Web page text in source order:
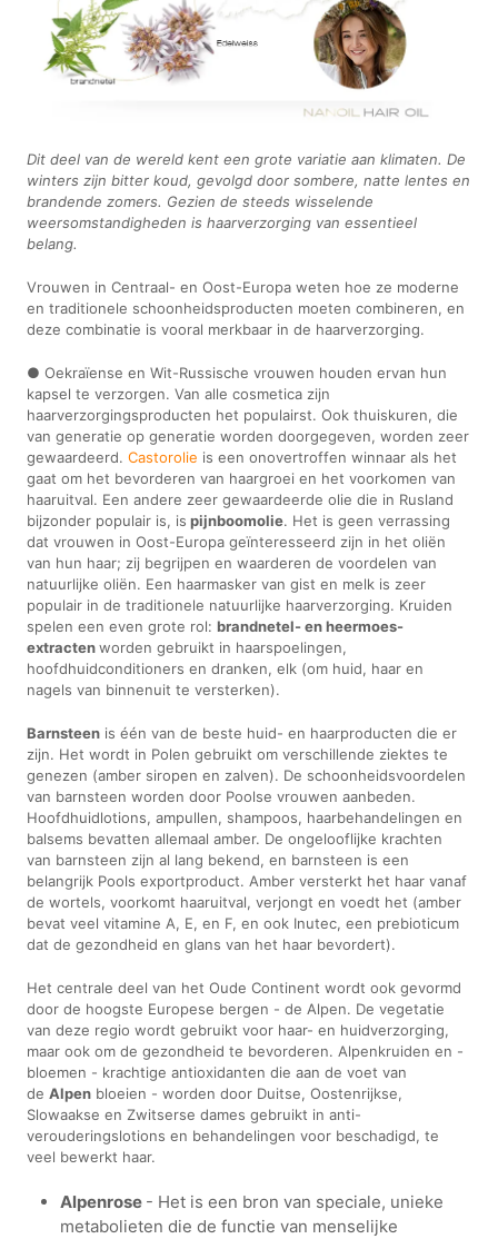
Dit deel van de wereld kent een grote variatie aan klimaten. De
winters zijn bitter koud, gevolgd door sombere, natte lentes en
brandende zomers. Gezien de steeds wisselende
weersomstandigheden is haarverzorging van essentieel
belang.
Vrouwen in Centraal- en Oost-Europa weten hoe ze moderne
en traditionele schoonheidsproducten moeten combineren, en
deze combinatie is vooral merkbaar in de haarverzorging.
● Oekraïense en Wit-Russische vrouwen houden ervan hun
kapsel te verzorgen. Van alle cosmetica zijn
haarverzorgingsproducten het populairst. Ook thuiskuren, die
van generatie op generatie worden doorgegeven, worden zeer
gewaardeerd. Castorolie is een onovertroffen winnaar als het
gaat om het bevorderen van haargroei en het voorkomen van
haaruitval. Een andere zeer gewaardeerde olie die in Rusland
bijzonder populair is, is pijnboomolie. Het is geen verrassing
dat vrouwen in Oost-Europa geïnteresseerd zijn in het oliën
van hun haar; zij begrijpen en waarderen de voordelen van
natuurlijke oliën. Een haarmasker van gist en melk is zeer
populair in de traditionele natuurlijke haarverzorging. Kruiden
spelen een even grote rol:brandnetel- en heermoes-
extractenworden gebruikt in haarspoelingen,
hoofdhuidconditioners en dranken, elk (om huid, haar en
nagels van binnenuit te versterken).
Barnsteen is één van de beste huid- en haarproducten die er
zijn. Het wordt in Polen gebruikt om verschillende ziektes te
genezen (amber siropen en zalven). De schoonheidsvoordelen
van barnsteen worden door Poolse vrouwen aanbeden.
Hoofdhuidlotions, ampullen, shampoos, haarbehandelingen en
balsems bevatten allemaal amber. De ongelooflijke krachten
van barnsteen zijn al lang bekend, en barnsteen is een
belangrijk Pools exportproduct. Amber versterkt het haar vanaf
de wortels, voorkomt haaruitval, verjongt en voedt het (amber
bevat veel vitamine A, E, en F, en ook Inutec, een prebioticum
dat de gezondheid en glans van het haar bevordert).
Het centrale deel van het Oude Continent wordt ook gevormd
door de hoogste Europese bergen - de Alpen. De vegetatie
van deze regio wordt gebruikt voor haar- en huidverzorging,
maar ook om de gezondheid te bevorderen. Alpenkruiden en -
bloemen - krachtige antioxidanten die aan de voet van
deAlpen bloeien - worden door Duitse, Oostenrijkse,
Slowaakse en Zwitserse dames gebruikt in anti-
verouderingslotions en behandelingen voor beschadigd, te
veel bewerkt haar.
Alpenrose - Het is een bron van speciale, unieke
metabolieten die de functie van menselijke